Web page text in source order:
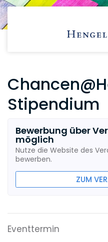
Stipendium
Bewerbung über
möglich
Nutze die Website des
bewerben.
ZUM
Eventtermin